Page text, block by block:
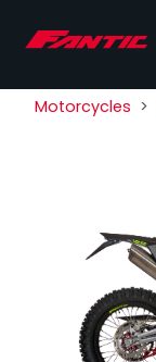
Motorcycles